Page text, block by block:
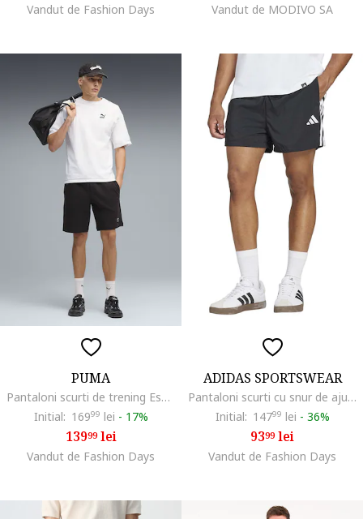
Vandut de Fashion Days Vandut de MODIVO SA
PUMA
Pantaloni scurti de trening Essentials Elevated, Negru
Initial: 16999 lei - 17%
13999lei
Vandut de Fashion Days
ADIDAS SPORTSWEAR
Pantaloni scurti cu snur de ajustare si logo Chelsea, Negru/Alb optic
Initial: 14799 lei - 36%
9399lei
Vandut de Fashion Days